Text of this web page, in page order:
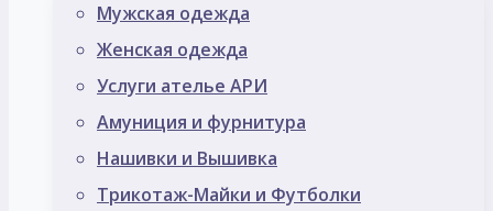
Мужская одежда
Женская одежда
Услуги ателье АРИ
Амуниция и фурнитура
Нашивки и Вышивка
Трикотаж-Майки и Футболки